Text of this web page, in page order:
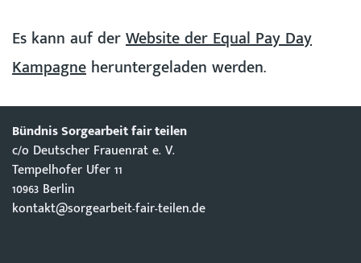
Es kann auf derWebsite der Equal Pay Day
Kampagne heruntergeladen werden.
Bündnis Sorgearbeit fair teilen
c/o Deutscher Frauenrat e. V.
Tempelhofer Ufer 11
10963 Berlin
kontakt@sorgearbeit-fair-teilen.de